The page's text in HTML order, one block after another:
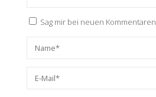
Sag mir bei neuen